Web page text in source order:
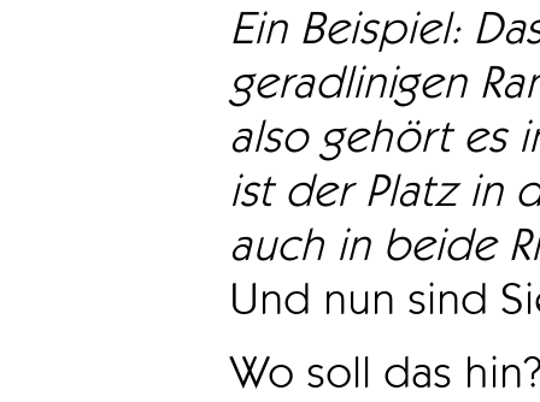
Ein Beispiel:
geradlinigen
also gehört es
ist der Platz in
auch in beide
Und nun sind
Wo soll das